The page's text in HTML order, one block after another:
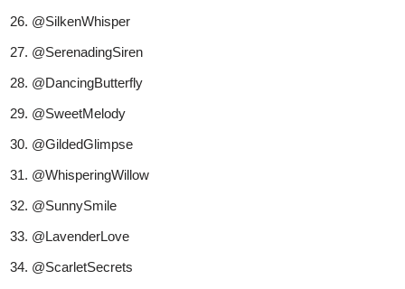
@SilkenWhisper
@SerenadingSiren
@DancingButterfly
@SweetMelody
@GildedGlimpse
@WhisperingWillow
@SunnySmile
@LavenderLove
@ScarletSecrets